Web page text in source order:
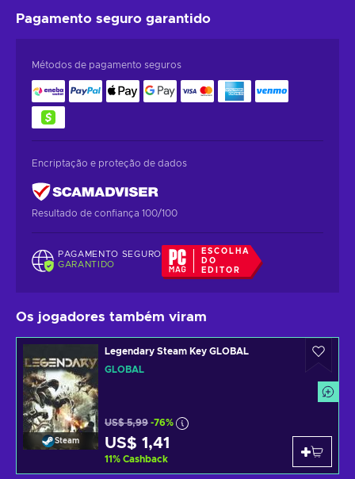
Pagamento seguro garantido
Métodos de pagamento seguros
Encriptação e proteção de dados
Resultado de confiança 100/100
PAGAMENTO SEGURO
GARANTIDO
ESCOLHA
DO
EDITOR
Os jogadores também viram
Steam
Legendary Steam Key GLOBAL
GLOBAL
US$ 5,99 -76%
US$ 1,41
11% Cashback